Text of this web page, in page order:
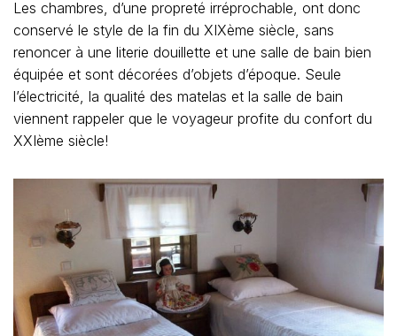
Les chambres, d’une propreté irréprochable, ont donc
conservé le style de la fin du XIXème siècle, sans
renoncer à une literie douillette et une salle de bain bien
équipée et sont décorées d’objets d’époque. Seule
l’électricité, la qualité des matelas et la salle de bain
viennent rappeler que le voyageur profite du confort du
XXIème siècle!